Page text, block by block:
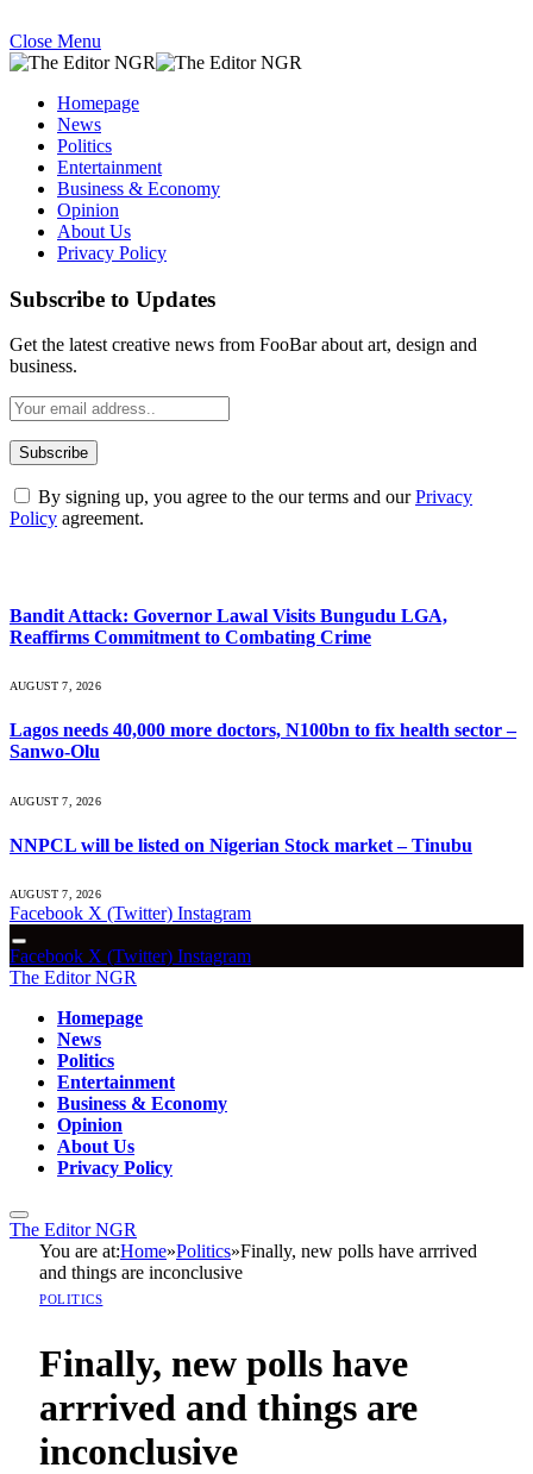
Close Menu
Homepage
News
Politics
Entertainment
Business & Economy
Opinion
About Us
Privacy Policy
Subscribe to Updates
Get the latest creative news from FooBar about art, design and
business.
By signing up, you agree to the our terms and ourPrivacy
Policy agreement.
Bandit Attack: Governor Lawal Visits Bungudu LGA,
Reaffirms Commitment to Combating Crime
AUGUST 7, 2026
Lagos needs 40,000 more doctors, N100bn to fix health sector –
Sanwo-Olu
AUGUST 7, 2026
NNPCL will be listed on Nigerian Stock market – Tinubu
AUGUST 7, 2026
Facebook X (Twitter) Instagram
Facebook X (Twitter) Instagram
The Editor NGR
Homepage
News
Politics
Entertainment
Business & Economy
Opinion
About Us
Privacy Policy
The Editor NGR
You are at:Home»Politics»Finally, new polls have arrrived
and things are inconclusive
POLITICS
Finally, new polls have
arrrived and things are
inconclusive